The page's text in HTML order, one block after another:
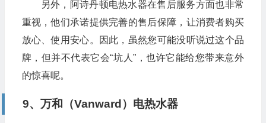
另外，阿诗丹顿电热水器在售后服务方面也非常
重视，他们承诺提供完善的售后保障，让消费者购买
放心、使用安心。因此，虽然您可能没听说过这个品
牌，但并不代表它会“坑人”，也许它能给您带来意外
的惊喜呢。
9、万和（Vanward）电热水器